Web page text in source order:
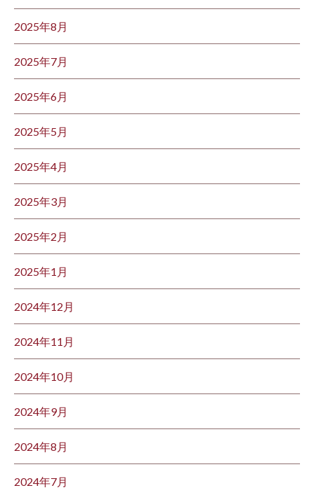
2025年8月
2025年7月
2025年6月
2025年5月
2025年4月
2025年3月
2025年2月
2025年1月
2024年12月
2024年11月
2024年10月
2024年9月
2024年8月
2024年7月